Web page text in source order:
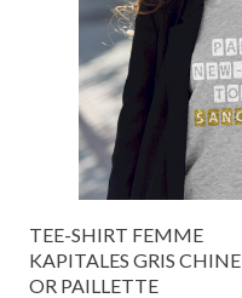
TEE-SHIRT FEMME
KAPITALES GRIS CHINE
OR PAILLETTE